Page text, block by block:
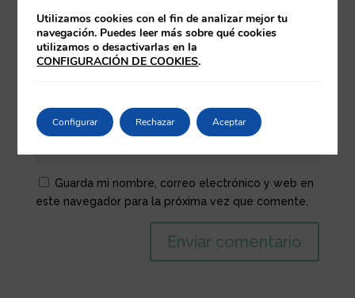
Guarda mi nombre, correo electrónico y web en
este navegador para la próxima vez que comente.
Utilizamos cookies con el fin de analizar mejor tu
navegación. Puedes leer más sobre qué cookies
utilizamos o desactivarlas en la
CONFIGURACIÓN DE COOKIES.
Aceptar
Rechazar
Configurar